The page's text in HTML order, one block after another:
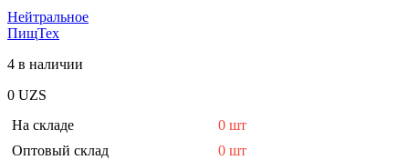
Нейтральное
ПищТех
4 в наличии
0 UZS
На складе
0 шт
Оптовый склад
0 шт